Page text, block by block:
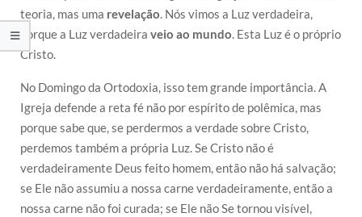
teoria, mas uma revelação. Nós vimos a Luz verdadeira,
porque a Luz verdadeira veio ao mundo. Esta Luz é o próprio
Cristo.
No Domingo da Ortodoxia, isso tem grande importância. A
Igreja defende a reta fé não por espírito de polêmica, mas
porque sabe que, se perdermos a verdade sobre Cristo,
perdemos também a própria Luz. Se Cristo não é
verdadeiramente Deus feito homem, então não há salvação;
se Ele não assumiu a nossa carne verdadeiramente, então a
nossa carne não foi curada; se Ele não Se tornou visível,